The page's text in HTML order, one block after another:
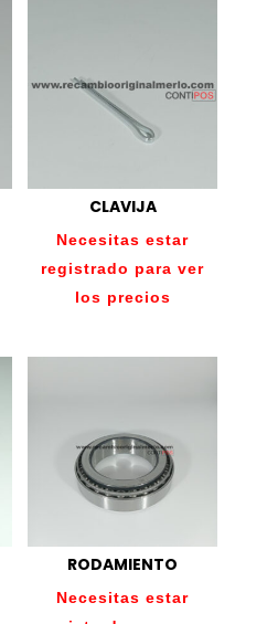
CLAVIJA
Necesitas estar
registrado para ver
los precios
RODAMIENTO
Necesitas estar